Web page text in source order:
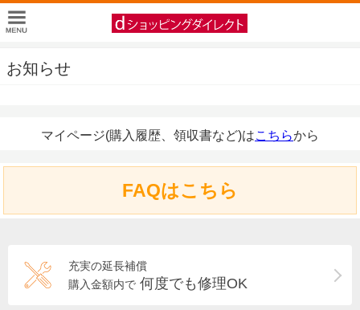
お知らせ
マイページ(購入履歴、領収書など)はこちらから
FAQはこちら
充実の延長補償
購入金額内で 何度でも修理OK